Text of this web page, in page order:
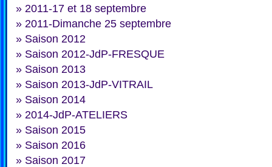
» 2011-17 et 18 septembre
» 2011-Dimanche 25 septembre
» Saison 2012
» Saison 2012-JdP-FRESQUE
» Saison 2013
» Saison 2013-JdP-VITRAIL
» Saison 2014
» 2014-JdP-ATELIERS
» Saison 2015
» Saison 2016
» Saison 2017